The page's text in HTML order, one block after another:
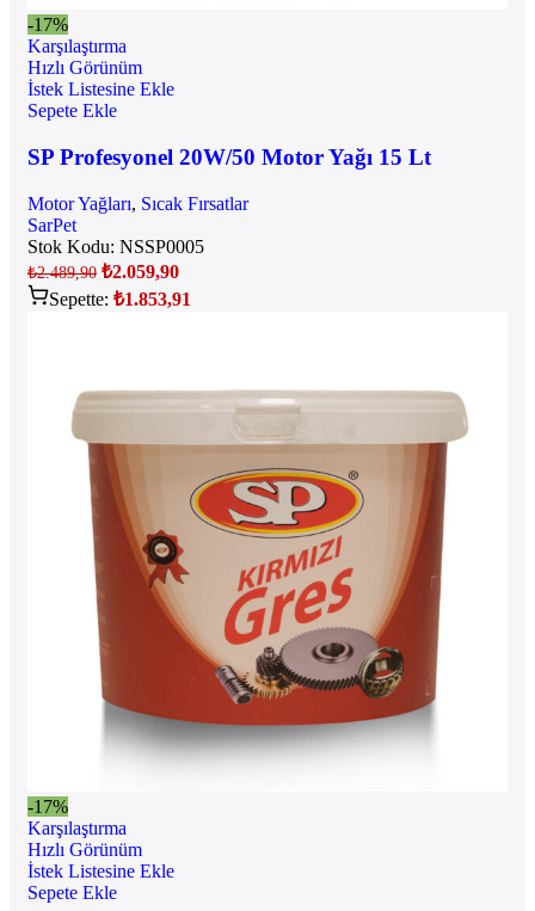
-17%
Karşılaştırma
Hızlı Görünüm
İstek Listesine Ekle
Sepete Ekle
SP Profesyonel 20W/50 Motor Yağı 15 Lt
Motor Yağları, Sıcak Fırsatlar
SarPet
Stok Kodu: NSSP0005
₺2.489,90 ₺2.059,90
Sepette: ₺1.853,91
-17%
Karşılaştırma
Hızlı Görünüm
İstek Listesine Ekle
Sepete Ekle